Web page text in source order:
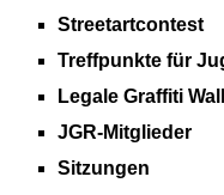
Streetartcontest
Treffpunkte für
Legale Graffiti
JGR-Mitglieder
Sitzungen